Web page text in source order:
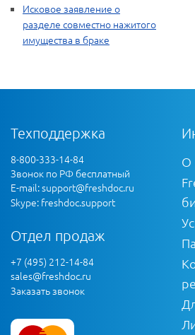
Исковое заявление о
разделе совместно нажитого
имущества в браке
Техподдержка
8-800-333-14-84
Звонок по РФ бесплатный
E-mail:support@freshdoc.ru
Skype: freshdoc.support
Отдел продаж
+7 (495) 212-14-84
sales@freshdoc.ru
Заказать звонок
О